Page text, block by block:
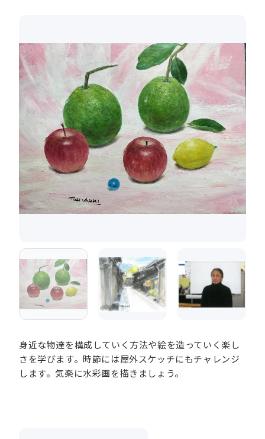
身近な物達を構成していく方法や絵を造っていく楽し
さを学びます。時節には屋外スケッチにもチャレンジ
します。気楽に水彩画を描きましょう。